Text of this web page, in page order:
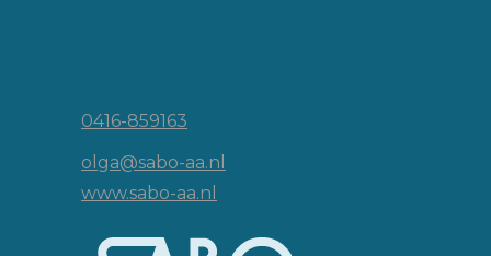
0416-859163
olga@sabo-aa.nl
www.sabo-aa.nl